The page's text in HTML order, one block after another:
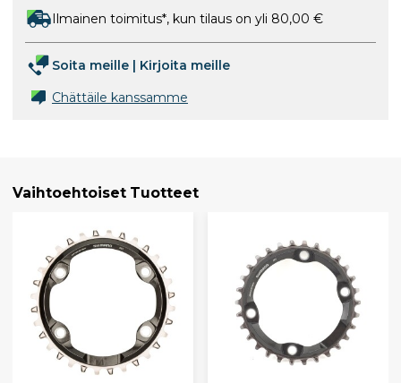
Ilmainen toimitus*, kun tilaus on yli 80,00 €
Soita meille | Kirjoita meille
Chättäile kanssamme
Vaihtoehtoiset Tuotteet